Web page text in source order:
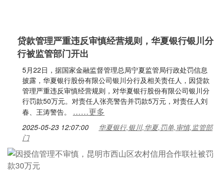
贷款管理严重违反审慎经营规则，华夏银行银川分
行被监管部门开出
5月22日，据国家金融监督管理总局宁夏监管局行政处罚信息
披露，华夏银行股份有限公司银川分行及相关责任人，因贷款
管理严重违反审慎经营规则，对华夏银行股份有限公司银川分
行罚款50万元。对责任人张亮警告并罚款5万元，对责任人刘
春、王涛警告。 ……更多
2025-05-23 12:07:00
华夏银行,银川,华夏,罚单,审慎,监管部
门